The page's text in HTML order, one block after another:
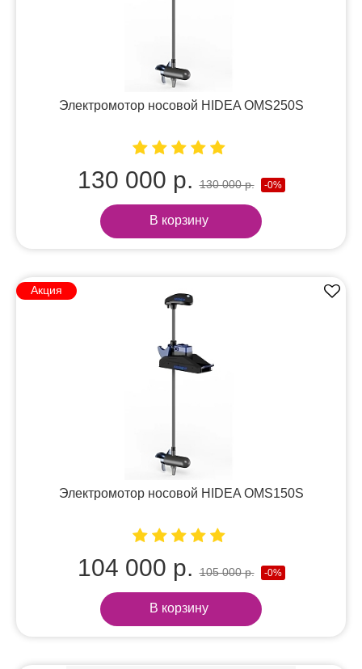
Электромотор носовой HIDEA OMS250S
130 000 р.130 000 р. -0%
В корзину
Акция
Электромотор носовой HIDEA OMS150S
104 000 р.105 000 р. -0%
В корзину